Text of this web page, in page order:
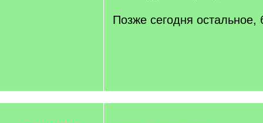
Позже сегодня остальное,